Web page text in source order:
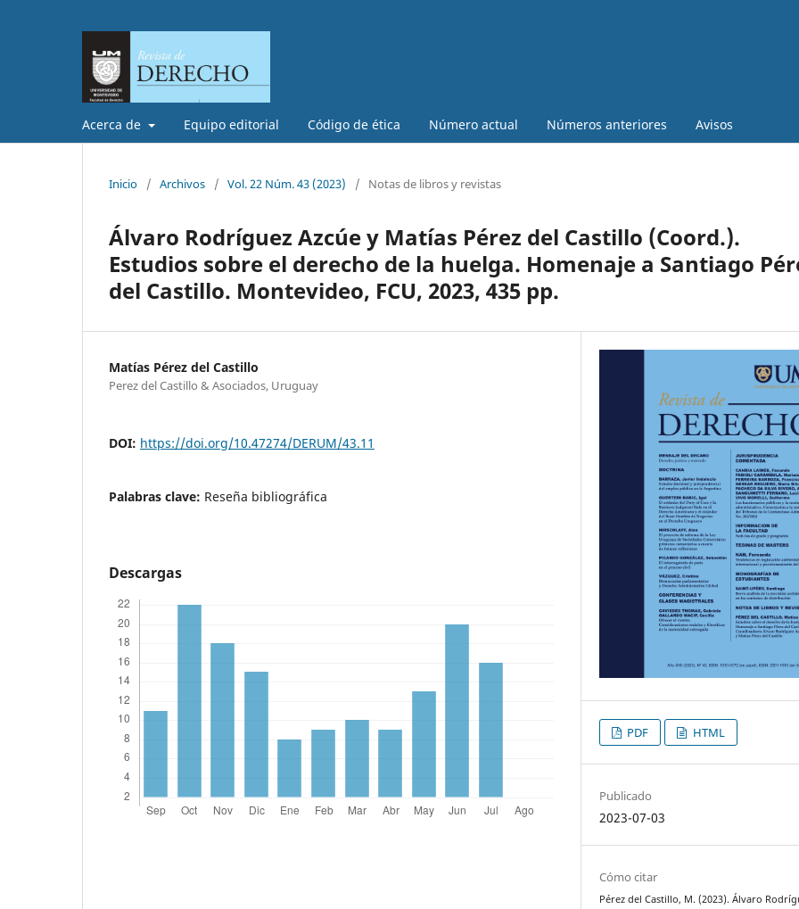
Acerca de Equipo editorial Código de ética Número actual Números anteriores Avisos
Inicio / Archivos / Vol. 22 Núm. 43 (2023) / Notas de libros y revistas
Álvaro Rodríguez Azcúe y Matías Pérez del Castillo (Coord.).
Estudios sobre el derecho de la huelga. Homenaje a Santiago
del Castillo. Montevideo, FCU, 2023, 435 pp.
Matías Pérez del Castillo
Perez del Castillo & Asociados, Uruguay
DOI: https://doi.org/10.47274/DERUM/43.11
Palabras clave: Reseña bibliográfica
Descargas
PDF HTML
Publicado
2023-07-03
Cómo citar
Pérez del Castillo, M. (2023). Álvaro